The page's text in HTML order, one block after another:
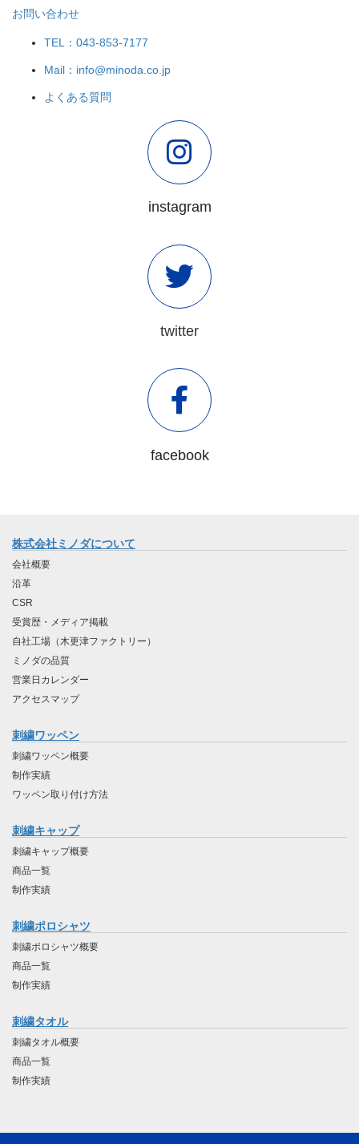
お問い合わせ
TEL：043-853-7177
Mail：info@minoda.co.jp
よくある質問
instagram
twitter
facebook
株式会社ミノダについて
会社概要
沿革
CSR
受賞歴・メディア掲載
自社工場（木更津ファクトリー）
ミノダの品質
営業日カレンダー
アクセスマップ
刺繍ワッペン
刺繍ワッペン概要
制作実績
ワッペン取り付け方法
刺繍キャップ
刺繍キャップ概要
商品一覧
制作実績
刺繍ポロシャツ
刺繍ポロシャツ概要
商品一覧
制作実績
刺繍タオル
刺繍タオル概要
商品一覧
制作実績